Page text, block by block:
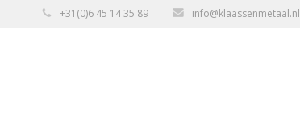
+31(0)6 45 14 35 89 info@klaassenmetaal.nl